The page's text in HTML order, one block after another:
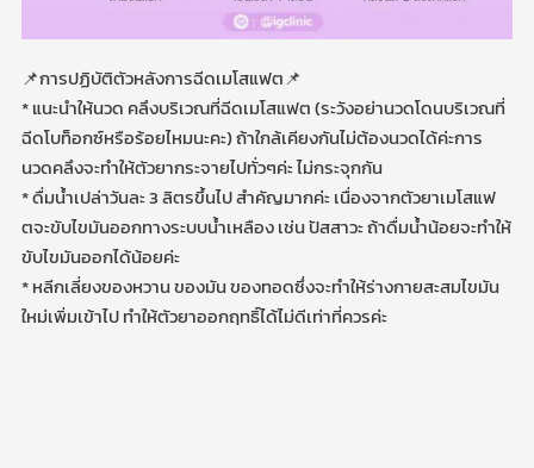
📌การปฏิบัติตัวหลังการฉีดเมโสแฟต📌
* แนะนำให้นวด คลึงบริเวณที่ฉีดเมโสแฟต (ระวังอย่านวดโดนบริเวณที่
ฉีดโบท็อกซ์หรือร้อยไหมนะคะ) ถ้าใกล้เคียงกันไม่ต้องนวดได้ค่ะการ
นวดคลึงจะทำให้ตัวยากระจายไปทั่วๆค่ะ ไม่กระจุกกัน
* ดื่มน้ำเปล่าวันละ 3 ลิตรขึ้นไป สำคัญมากค่ะ เนื่องจากตัวยาเมโสแฟ
ตจะขับไขมันออกทางระบบน้ำเหลือง เช่น ปัสสาวะ ถ้าดื่มน้ำน้อยจะทำให้
ขับไขมันออกได้น้อยค่ะ
* หลีกเลี่ยงของหวาน ของมัน ของทอดซึ่งจะทำให้ร่างกายสะสมไขมัน
ใหม่เพิ่มเข้าไป ทำให้ตัวยาออกฤทธิ์ได้ไม่ดีเท่าที่ควรค่ะ